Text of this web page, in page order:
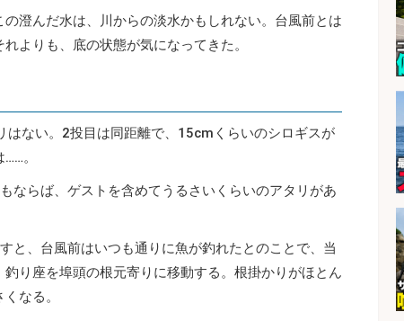
澄んだ水は、川からの淡水かもしれない。台風前とは
よりも、底の状態が気になってきた。
はない。2投目は同距離で、15cmくらいのシロギスが
。
ならば、ゲストを含めてうるさいくらいのアタリがあ
と、台風前はいつも通りに魚が釣れたとのことで、当
り座を埠頭の根元寄りに移動する。根掛かりがほとん
なる。